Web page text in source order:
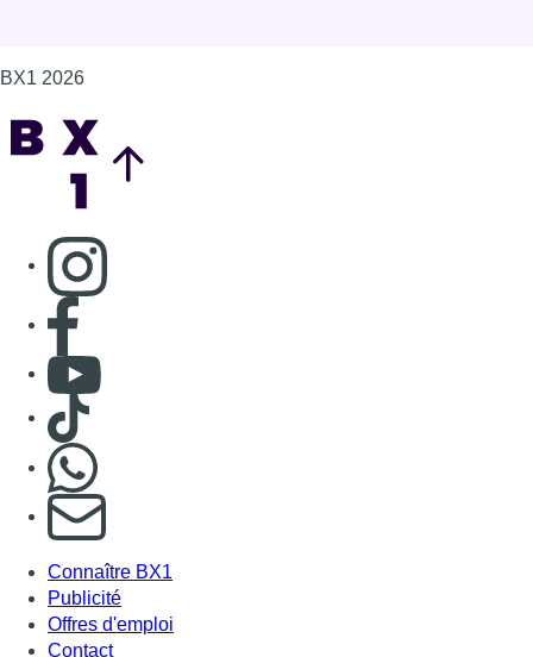
BX1 2026
Consulter page Instagram
Consulter page Facebook
Consulter Youtube
Consulter TikTok
S'abonner à notre newsletter
Connaître BX1
Publicité
Offres d'emploi
Contact